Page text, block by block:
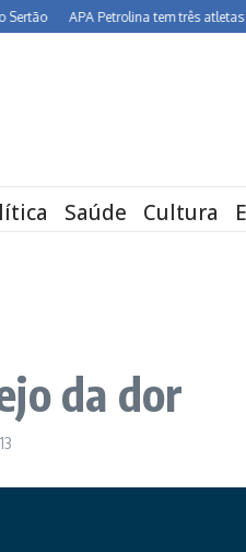
APA Petrolina tem três atletas
Saúde Cultura
da dor